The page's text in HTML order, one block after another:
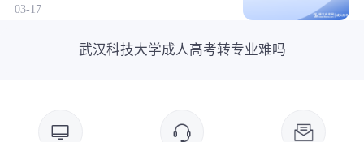
03-17
武汉科技大学成人高考转专业难吗